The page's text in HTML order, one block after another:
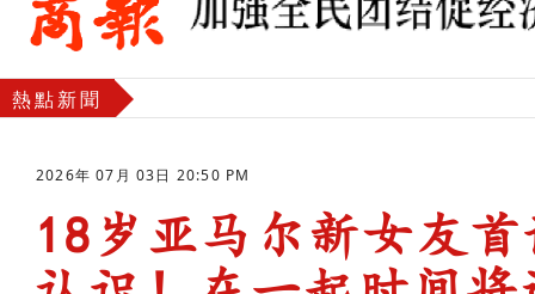
熱點新聞
2026年 07月 03日 20:50 PM
18岁亚马尔新女友